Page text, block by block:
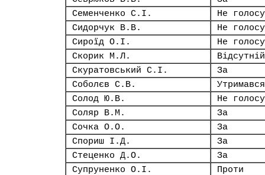
Семенченко С.І.
Не
Сидорчук В.В.
Не
Сироїд О.І.
Не
Скорик М.Л.
Відсутній
Скуратовський С.І.
За
Соболєв С.В.
Утримався
Солод Ю.В.
Не
Соляр В.М.
За
Сочка О.О.
За
Спориш І.Д.
За
Стеценко Д.О.
За
Супруненко О.І.
Проти